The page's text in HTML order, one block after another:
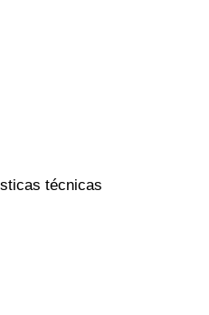
técnicas